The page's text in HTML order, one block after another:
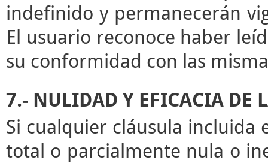
indefinido y permanecerán
El usuario reconoce haber
su conformidad con las
7.- NULIDAD Y EFICACIA DE
Si cualquier cláusula incluida
total o parcialmente nula o